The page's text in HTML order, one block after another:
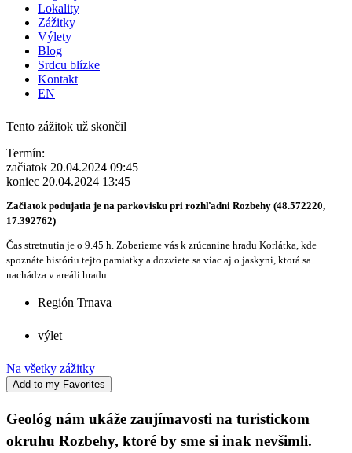
Lokality
Zážitky
Výlety
Blog
Srdcu blízke
Kontakt
EN
Tento zážitok už skončil
Termín:
začiatok 20.04.2024 09:45
koniec 20.04.2024 13:45
Začiatok podujatia je na parkovisku pri rozhľadni Rozbehy (48.572220,
17.392762)
Čas stretnutia je o 9.45 h. Zoberieme vás k zrúcanine hradu Korlátka, kde
spoznáte históriu tejto pamiatky a dozviete sa viac aj o jaskyni, ktorá sa
nachádza v areáli hradu.
Región Trnava
výlet
Na všetky zážitky
Add to my Favorites
Geológ nám ukáže zaujímavosti na turistickom
okruhu Rozbehy, ktoré by sme si inak nevšimli.